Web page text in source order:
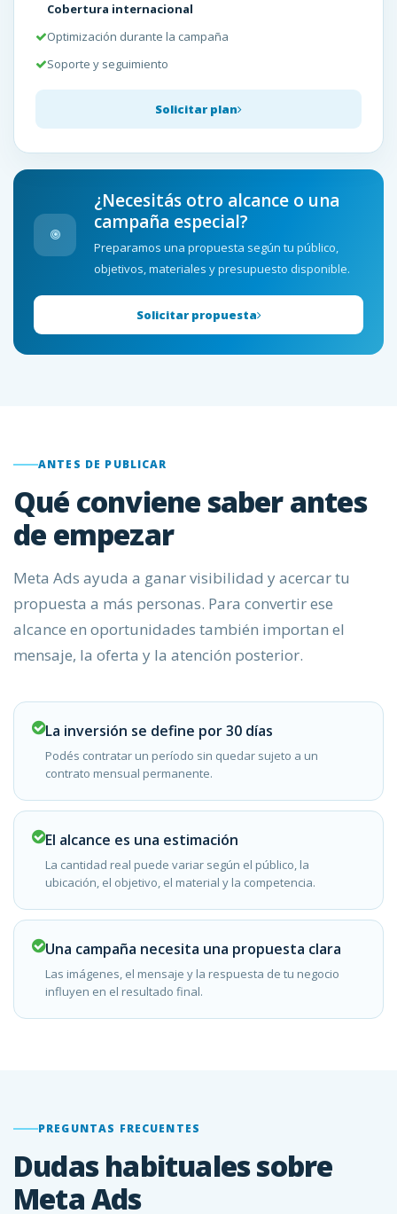
Cobertura internacional
Optimización durante la campaña
Soporte y seguimiento
Solicitar plan
¿Necesitás otro alcance o una
campaña especial?
Preparamos una propuesta según tu público,
objetivos, materiales y presupuesto disponible.
Solicitar propuesta
ANTES DE PUBLICAR
Qué conviene saber antes
de empezar
Meta Ads ayuda a ganar visibilidad y acercar tu
propuesta a más personas. Para convertir ese
alcance en oportunidades también importan el
mensaje, la oferta y la atención posterior.
La inversión se define por 30 días
Podés contratar un período sin quedar sujeto a un
contrato mensual permanente.
El alcance es una estimación
La cantidad real puede variar según el público, la
ubicación, el objetivo, el material y la competencia.
Una campaña necesita una propuesta clara
Las imágenes, el mensaje y la respuesta de tu negocio
influyen en el resultado final.
PREGUNTAS FRECUENTES
Dudas habituales sobre
Meta Ads